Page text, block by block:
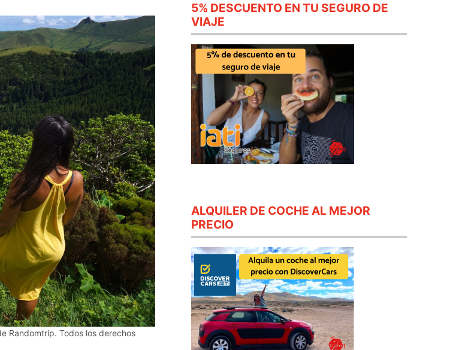
Randomtrip. Todos los derechos
5% DESCUENTO EN TU SEGURO DE
VIAJE
ALQUILER DE COCHE AL MEJOR
PRECIO